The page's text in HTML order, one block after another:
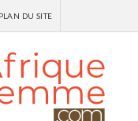
PLAN DU SITE